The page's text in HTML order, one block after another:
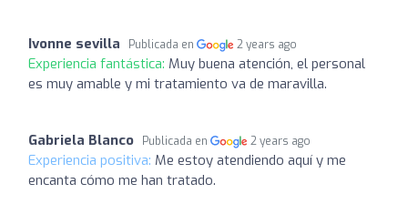
Ivonne sevilla Publicada en 2 years ago
Experiencia fantástica: Muy buena atención, el personal
es muy amable y mi tratamiento va de maravilla.
Gabriela Blanco Publicada en 2 years ago
Experiencia positiva: Me estoy atendiendo aquí y me
encanta cómo me han tratado.